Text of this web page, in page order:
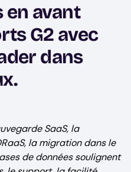
en avant
G2 avec
dans
SaaS, la
la migration dans le
de données soulignent